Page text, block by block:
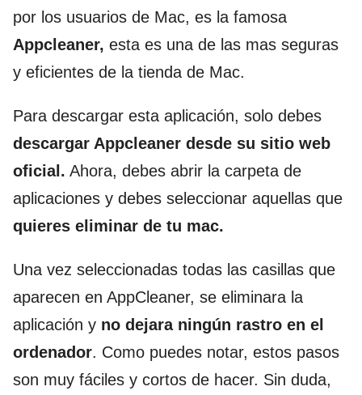
por los usuarios de Mac, es la famosa
Appcleaner, esta es una de las mas seguras
y eficientes de la tienda de Mac.
Para descargar esta aplicación, solo debes
descargar Appcleaner desde su sitio web
oficial. Ahora, debes abrir la carpeta de
aplicaciones y debes seleccionar aquellas que
quieres eliminar de tu mac.
Una vez seleccionadas todas las casillas que
aparecen en AppCleaner, se eliminara la
aplicación y no dejara ningún rastro en el
ordenador. Como puedes notar, estos pasos
son muy fáciles y cortos de hacer. Sin duda,